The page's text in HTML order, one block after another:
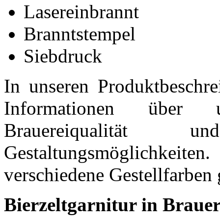
Lasereinbrannt
Branntstempel
Siebdruck
In unseren
Informationen über
Brauereiqualität
verschiedene
Bierzeltgarnitur in